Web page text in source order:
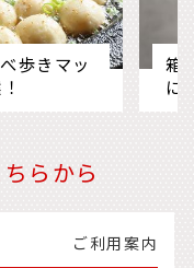
歩きマッ
箱
に
らから
ご利用案内